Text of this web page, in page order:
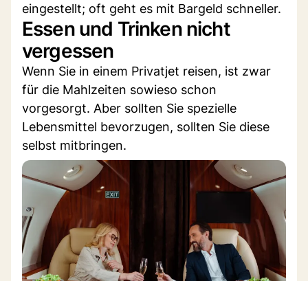
eingestellt; oft geht es mit Bargeld schneller.
Essen und Trinken nicht
vergessen
Wenn Sie in einem Privatjet reisen, ist zwar
für die Mahlzeiten sowieso schon
vorgesorgt. Aber sollten Sie spezielle
Lebensmittel bevorzugen, sollten Sie diese
selbst mitbringen.